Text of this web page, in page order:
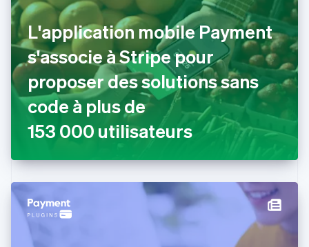
L'application mobile Payment
s'associe à Stripe pour
proposer des solutions sans
code à plus de
153 000 utilisateurs
Chypre
English
Croatie
English Italiano
Danemark
English
Émirats arabes unis
English
Espagne
EspañolEnglish
English
États-Unis
Finlande
EnglishSvenska